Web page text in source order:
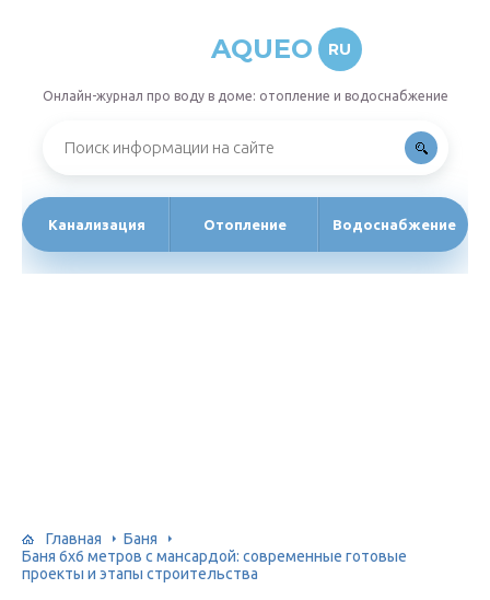
AQUEO RU
Онлайн-журнал про воду в доме: отопление и водоснабжение
Канализация Отопление Водоснабжение
Главная
Баня
Баня 6х6 метров с мансардой: современные готовые
проекты и этапы строительства